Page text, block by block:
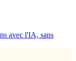
avec l'IA, sans